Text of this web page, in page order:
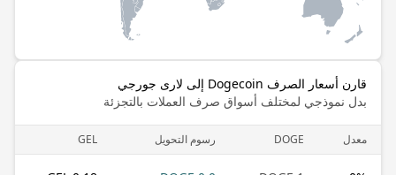
قارن أسعار الصرف Dogecoin إلى لارى جورجي
بدل نموذجي لمختلف أسواق صرف العملات بالتجزئة
معدل DOGE رسوم التحويل GEL